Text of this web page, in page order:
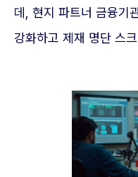
데, 현지 파트너 금융기
강화하고 제재 명단 스